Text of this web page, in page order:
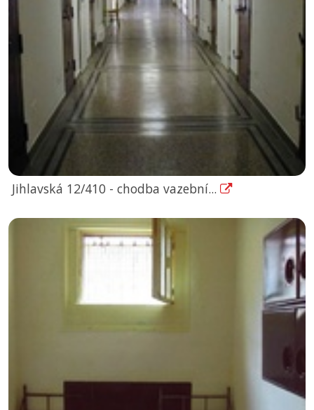
Jihlavská 12/410 - chodba vazební...